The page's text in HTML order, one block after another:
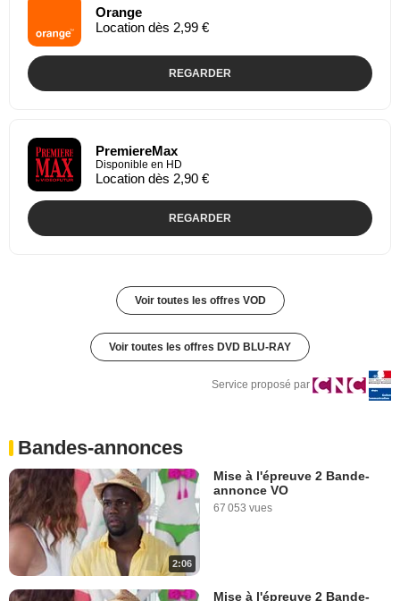
Orange
Location dès 2,99 €
REGARDER
PremiereMax
Disponible en HD
Location dès 2,90 €
REGARDER
Voir toutes les offres VOD
Voir toutes les offres DVD BLU-RAY
Service proposé par
Bandes-annonces
2:06
Mise à l'épreuve 2 Bande-
annonce VO
67 053 vues
Mise à l'épreuve 2 Bande-